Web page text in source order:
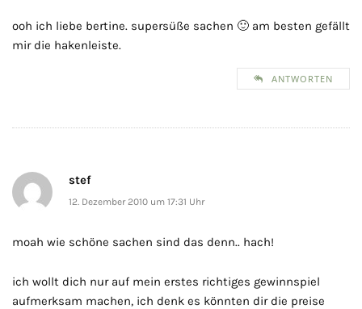
ooh ich liebe bertine. supersüße sachen 🙂 am besten gefällt
mir die hakenleiste.
ANTWORTEN
stef
12. Dezember 2010 um 17:31 Uhr
moah wie schöne sachen sind das denn.. hach!
ich wollt dich nur auf mein erstes richtiges gewinnspiel
aufmerksam machen, ich denk es könnten dir die preise